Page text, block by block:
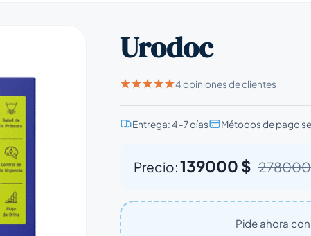
Urodoc
4 opiniones de clientes
Entrega: 4–7 días Métodos de pago
Precio:139000 $
Pide ahora